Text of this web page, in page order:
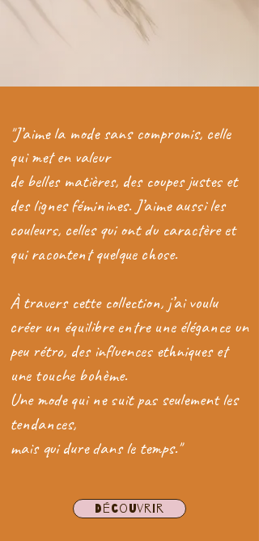
"J’aime la mode sans compromis, celle
qui met en valeur
de belles matières, des coupes justes et
des lignes féminines. J’aime aussi les
couleurs, celles qui ont du caractère et
qui racontent quelque chose.
À travers cette collection, j’ai voulu
créer un équilibre entre une élégance un
peu rétro, des influences ethniques et
une touche bohème.
Une mode qui ne suit pas seulement les
tendances,
mais qui dure dans le temps."
Découvrir